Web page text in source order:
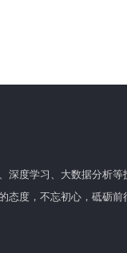
深度学习、大数据分析
态度，不忘初心，砥砺前